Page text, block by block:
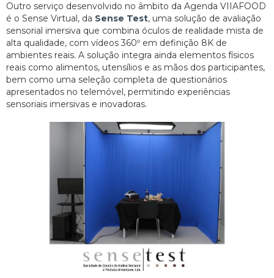
Outro serviço desenvolvido no âmbito da Agenda VIIAFOOD
é o Sense Virtual, da Sense Test, uma solução de avaliação
sensorial imersiva que combina óculos de realidade mista de
alta qualidade, com vídeos 360º em definição 8K de
ambientes reais. A solução integra ainda elementos físicos
reais como alimentos, utensílios e as mãos dos participantes,
bem como uma seleção completa de questionários
apresentados no telemóvel, permitindo experiências
sensoriais imersivas e inovadoras.